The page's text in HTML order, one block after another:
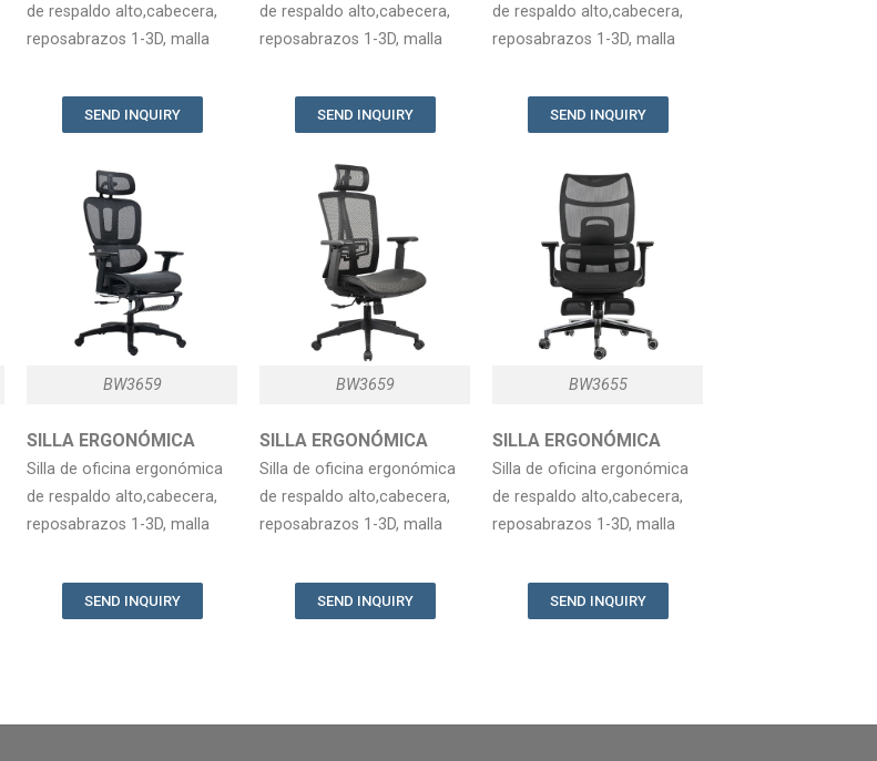
de respaldo alto,cabecera,
reposabrazos 1-3D, malla
SEND INQUIRY
BW3659
SILLA ERGONÓMICA
Silla de oficina ergonómica
de respaldo alto,cabecera,
reposabrazos 1-3D, malla
SEND INQUIRY
de respaldo alto,cabecera,
reposabrazos 1-3D, malla
SEND INQUIRY
BW3659
SILLA ERGONÓMICA
Silla de oficina ergonómica
de respaldo alto,cabecera,
reposabrazos 1-3D, malla
SEND INQUIRY
de respaldo alto,cabecera,
reposabrazos 1-3D, malla
SEND INQUIRY
BW3655
SILLA ERGONÓMICA
Silla de oficina ergonómica
de respaldo alto,cabecera,
reposabrazos 1-3D, malla
SEND INQUIRY